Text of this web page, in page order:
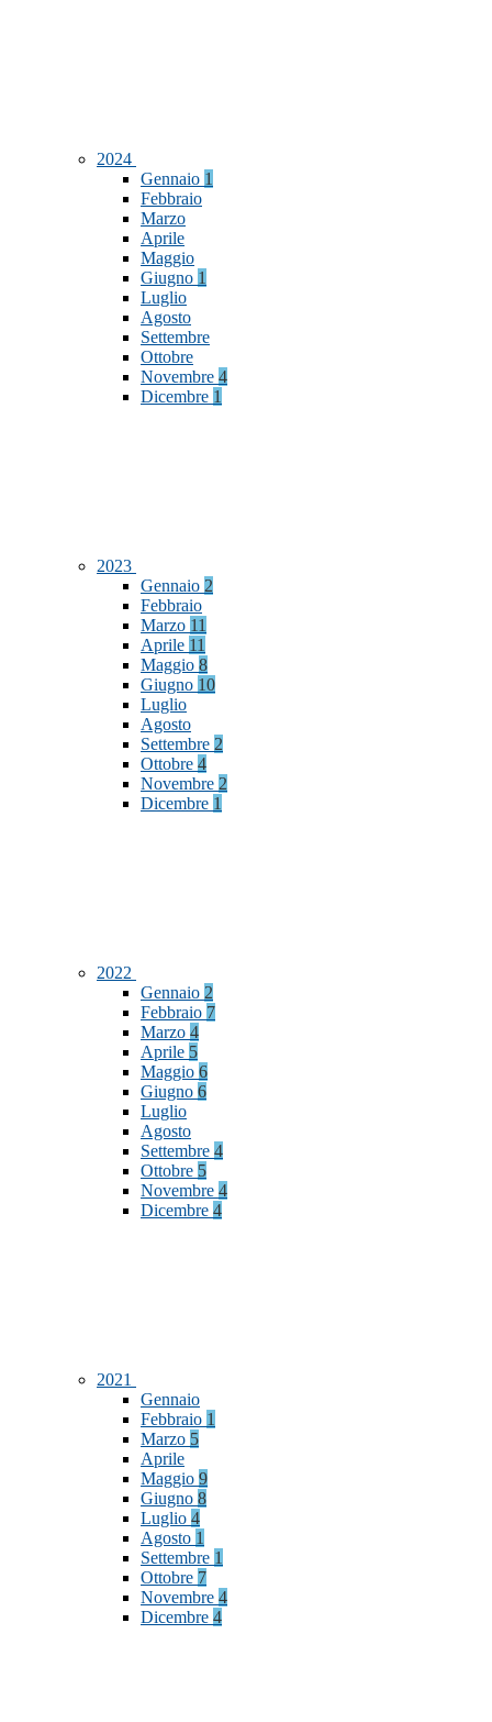
2024
Gennaio 1
Febbraio
Marzo
Aprile
Maggio
Giugno 1
Luglio
Agosto
Settembre
Ottobre
Novembre 4
Dicembre 1
2023
Gennaio 2
Febbraio
Marzo 11
Aprile 11
Maggio 8
Giugno 10
Luglio
Agosto
Settembre 2
Ottobre 4
Novembre 2
Dicembre 1
2022
Gennaio 2
Febbraio 7
Marzo 4
Aprile 5
Maggio 6
Giugno 6
Luglio
Agosto
Settembre 4
Ottobre 5
Novembre 4
Dicembre 4
2021
Gennaio
Febbraio 1
Marzo 5
Aprile
Maggio 9
Giugno 8
Luglio 4
Agosto 1
Settembre 1
Ottobre 7
Novembre 4
Dicembre 4